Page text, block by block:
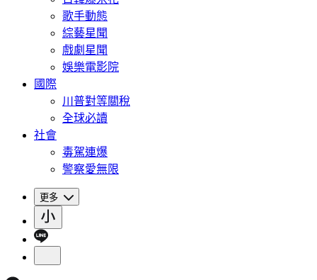
歌手動態
綜藝星聞
戲劇星聞
娛樂電影院
國際
川普對等關稅
全球必讀
社會
毒駕連爆
警察愛無限
更多